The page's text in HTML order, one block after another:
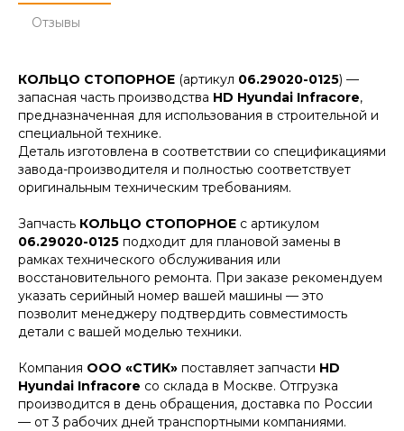
Отзывы
КОЛЬЦО СТОПОРНОЕ (артикул 06.29020-0125) —
запасная часть производства HD Hyundai Infracore,
предназначенная для использования в строительной и
специальной технике.
Деталь изготовлена в соответствии со спецификациями
завода-производителя и полностью соответствует
оригинальным техническим требованиям.
Запчасть КОЛЬЦО СТОПОРНОЕ с артикулом
06.29020-0125 подходит для плановой замены в
рамках технического обслуживания или
восстановительного ремонта. При заказе рекомендуем
указать серийный номер вашей машины — это
позволит менеджеру подтвердить совместимость
детали с вашей моделью техники.
Компания ООО «СТИК» поставляет запчасти HD
Hyundai Infracore со склада в Москве. Отгрузка
производится в день обращения, доставка по России
— от 3 рабочих дней транспортными компаниями.